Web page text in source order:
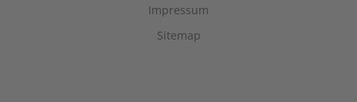
Impressum
Sitemap